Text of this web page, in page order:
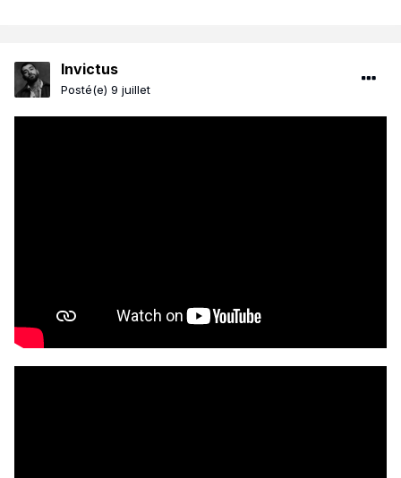
Invictus
Posté(e) 9 juillet